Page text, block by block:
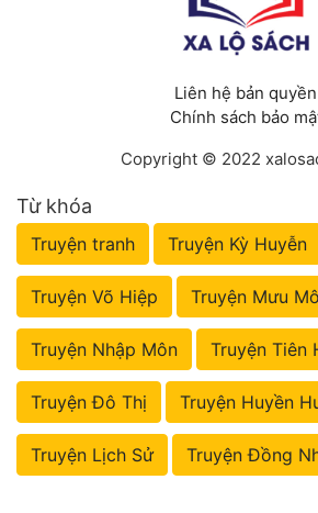
Liên hệ bản quyền
Chính sách bảo
Copyright © 2022
Từ khóa
Truyện tranh Truyện Kỳ Huyễn
Truyện Võ Hiệp Truyện Mưu Mô
Truyện Nhập Môn Truyện Tiên
Truyện Đô Thị Truyện Huyền
Truyện Lịch Sử Truyện Đồng